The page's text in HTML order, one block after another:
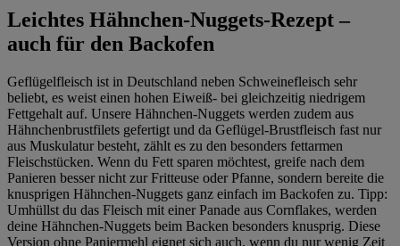
Leichtes Hähnchen-Nuggets-Rezept –
auch für den Backofen
Geflügelfleisch ist in Deutschland neben Schweinefleisch sehr
beliebt, es weist einen hohen Eiweiß- bei gleichzeitig niedrigem
Fettgehalt auf. Unsere Hähnchen-Nuggets werden zudem aus
Hähnchenbrustfilets gefertigt und da Geflügel-Brustfleisch fast nur
aus Muskulatur besteht, zählt es zu den besonders fettarmen
Fleischstücken. Wenn du Fett sparen möchtest, greife nach dem
Panieren besser nicht zur Fritteuse oder Pfanne, sondern bereite die
knusprigen Hähnchen-Nuggets ganz einfach im Backofen zu. Tipp:
Umhüllst du das Fleisch mit einer Panade aus Cornflakes, werden
deine Hähnchen-Nuggets beim Backen besonders knusprig. Diese
Version ohne Paniermehl eignet sich auch, wenn du nur wenig Zeit